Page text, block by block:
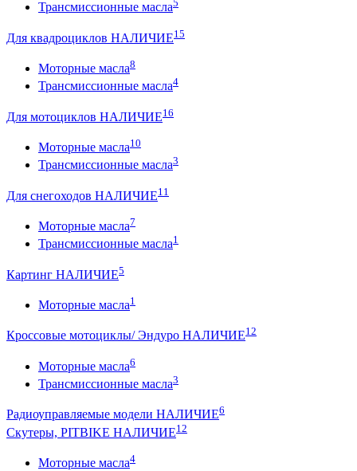
Трансмиссионные масла5
Для квадроциклов НАЛИЧИЕ15
Моторные масла8
Трансмиссионные масла4
Для мотоциклов НАЛИЧИЕ16
Моторные масла10
Трансмиссионные масла3
Для снегоходов НАЛИЧИЕ11
Моторные масла7
Трансмиссионные масла1
Картинг НАЛИЧИЕ5
Моторные масла1
Кроссовые мотоциклы/ Эндуро НАЛИЧИЕ12
Моторные масла6
Трансмиссионные масла3
Радиоуправляемые модели НАЛИЧИЕ6
Скутеры, PITBIKE НАЛИЧИЕ12
Моторные масла4